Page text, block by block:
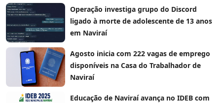
Operação investiga grupo do Discord
ligado à morte de adolescente de 13 anos
em Naviraí
Agosto inicia com 222 vagas de emprego
disponíveis na Casa do Trabalhador de
Naviraí
Educação de Naviraí avança no IDEB com